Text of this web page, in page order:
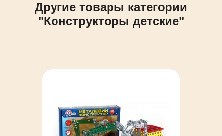
Другие товары категории
"Конструкторы детские"